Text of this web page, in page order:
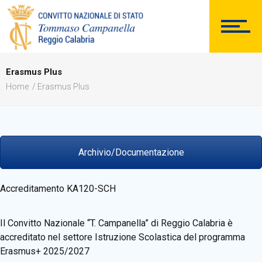
Erasmus Plus
Home Erasmus Plus
Archivio/Documentazione
Accreditamento KA120-SCH
Il Convitto Nazionale “T. Campanella” di Reggio Calabria è
accreditato nel settore Istruzione Scolastica del programma
Erasmus+ 2025/2027